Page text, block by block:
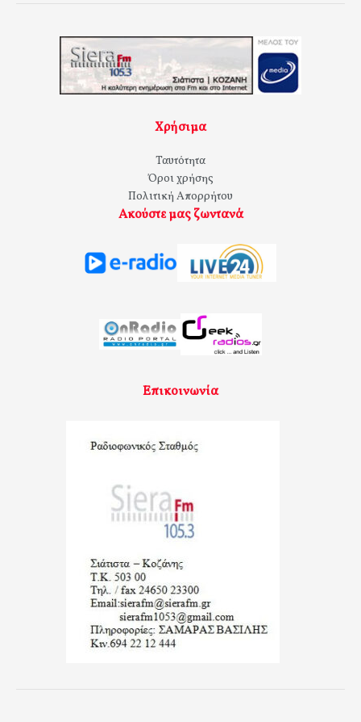
Χρήσιμα
Ταυτότητα
Όροι χρήσης
Πολιτική Απορρήτου
Ακούστε μας ζωντανά
Επικοινωνία